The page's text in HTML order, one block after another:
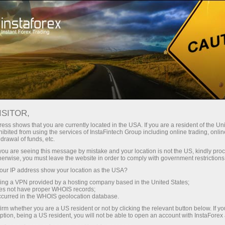
InstaForex билан сиз ҳақиқатан
эга бўласиз: 1:5000 гача кредит
елкаси, бозордаги энг яхши
спред ва комиссиялардан бири,
шунингдек акциялар ва
индекслар билан савдо қилиш
учун қулай шартлар.
Кичик
Ҳар бир депозит учун
30% бонус
Савдода
ва трассада тезлик
shows that you are currently located in the USA. If you are a resident of the
from using the services of InstaFintech Group including online trading,
of funds, etc.
are seeing this message by mistake and your location is not the US, kindly
you must leave the website in order to comply with government
IP address show your location as the USA?
a VPN provided by a hosting company based in the United States;
not have proper WHOIS records;
in the WHOIS geolocation database.
whether you are a US resident or not by clicking the relevant button below. If
being a US resident, you will not be able to open an account with InstaForex